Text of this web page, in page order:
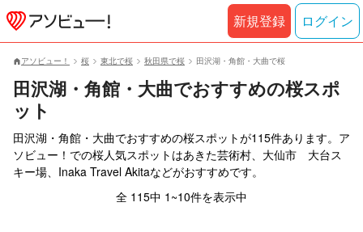
アソビュー！ 桜 東北で桜 秋田県で桜 田沢湖・角館・大曲で桜
田沢湖・角館・大曲でおすすめの桜スポ
ット
田沢湖・角館・大曲でおすすめの桜スポットが115件あります。ア
ソビュー！での桜人気スポットはあきた芸術村、大仙市 大台ス
キー場、Inaka Travel Akitaなどがおすすめです。
全 115中 1~10件を表示中
新規登録 ログイン